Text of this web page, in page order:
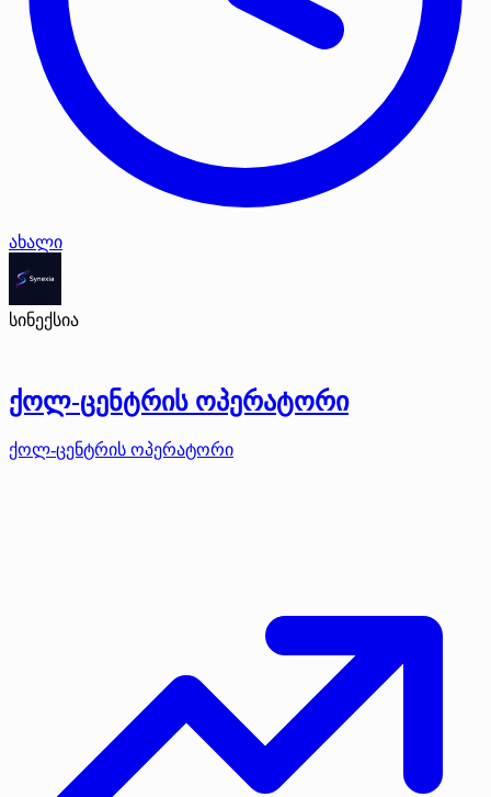
ახალი
სინექსია
ქოლ-ცენტრის ოპერატორი
ქოლ-ცენტრის ოპერატორი